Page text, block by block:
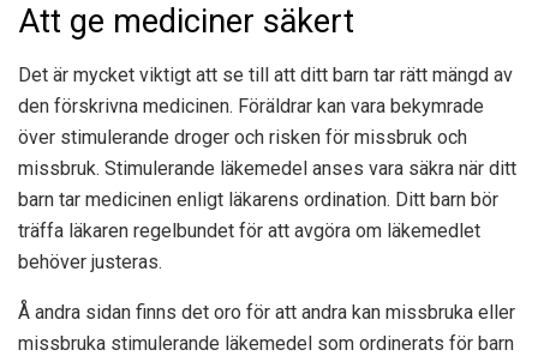
Att ge mediciner säkert
Det är mycket viktigt att se till att ditt barn tar rätt mängd av
den förskrivna medicinen. Föräldrar kan vara bekymrade
över stimulerande droger och risken för missbruk och
missbruk. Stimulerande läkemedel anses vara säkra när ditt
barn tar medicinen enligt läkarens ordination. Ditt barn bör
träffa läkaren regelbundet för att avgöra om läkemedlet
behöver justeras.
Å andra sidan finns det oro för att andra kan missbruka eller
missbruka stimulerande läkemedel som ordinerats för barn